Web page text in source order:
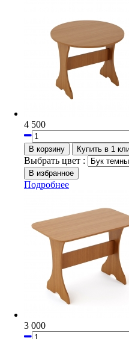
4 500
Выбрать цвет :
Подробнее
3 000